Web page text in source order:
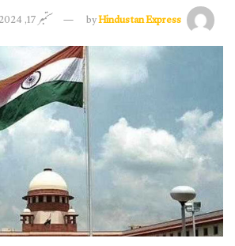
byHindustan Express ستمبر 17, 2024